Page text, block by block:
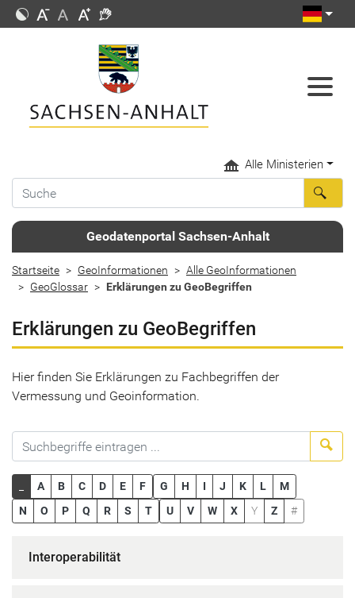
Alle Ministerien
Geodatenportal Sachsen-Anhalt
Startseite GeoInformationen
Alle GeoInformationen
GeoGlossar
Erklärungen zu GeoBegriffen
Erklärungen zu GeoBegriffen
Hier finden Sie Erklärungen zu Fachbegriffen der
Vermessung und Geoinformation.
A B C D E F G H I J K L
M
N
O P Q R S T U V W X Y Z #
Interoperabilität